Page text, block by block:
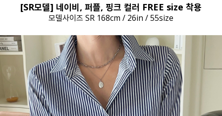
[SR모델] 네이비, 퍼플, 핑크 컬러 FREE size 착용
모델사이즈 SR 168cm / 26in / 55size